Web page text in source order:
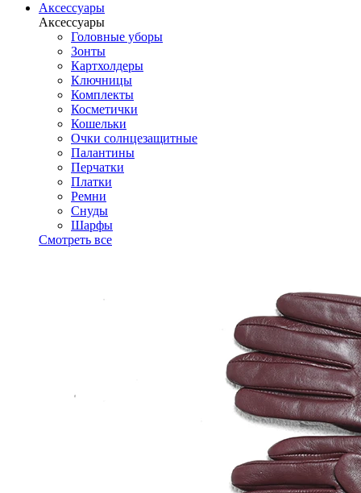
Аксессуары
Аксессуары
Головные уборы
Зонты
Картхолдеры
Ключницы
Комплекты
Косметички
Кошельки
Очки солнцезащитные
Палантины
Перчатки
Платки
Ремни
Снуды
Шарфы
Смотреть все